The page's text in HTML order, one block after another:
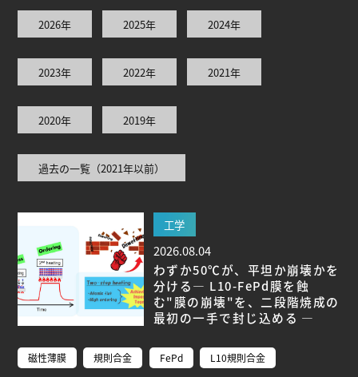
人文学
理学研究科 (221) 工学研究科 (211)
(177)
生命農学研究科 (116)
ブ生命分子研究所 (75)
報学研究科 (47)
植物 (33)
生物機能開発利用研究センター (24)
境医学研究所 (23)
進化 (23)
宇宙 (21)
創薬科学研究科 (20)
シロイヌナズ
ナ (19)
オーロラ (17)
Research VIDEOS
2026年 2025年 2024年
2023年 2022年 2021年
2020年 2019年
過去の一覧（2021年以前）
工学
2026.08.04
わずか50℃が、平坦か崩壊かを
分ける― L10-FePd膜を蝕
む"膜の崩壊"を、二段階焼成の
最初の一手で封じ込める ―
磁性薄膜 規則合金 FePd L10規則合金